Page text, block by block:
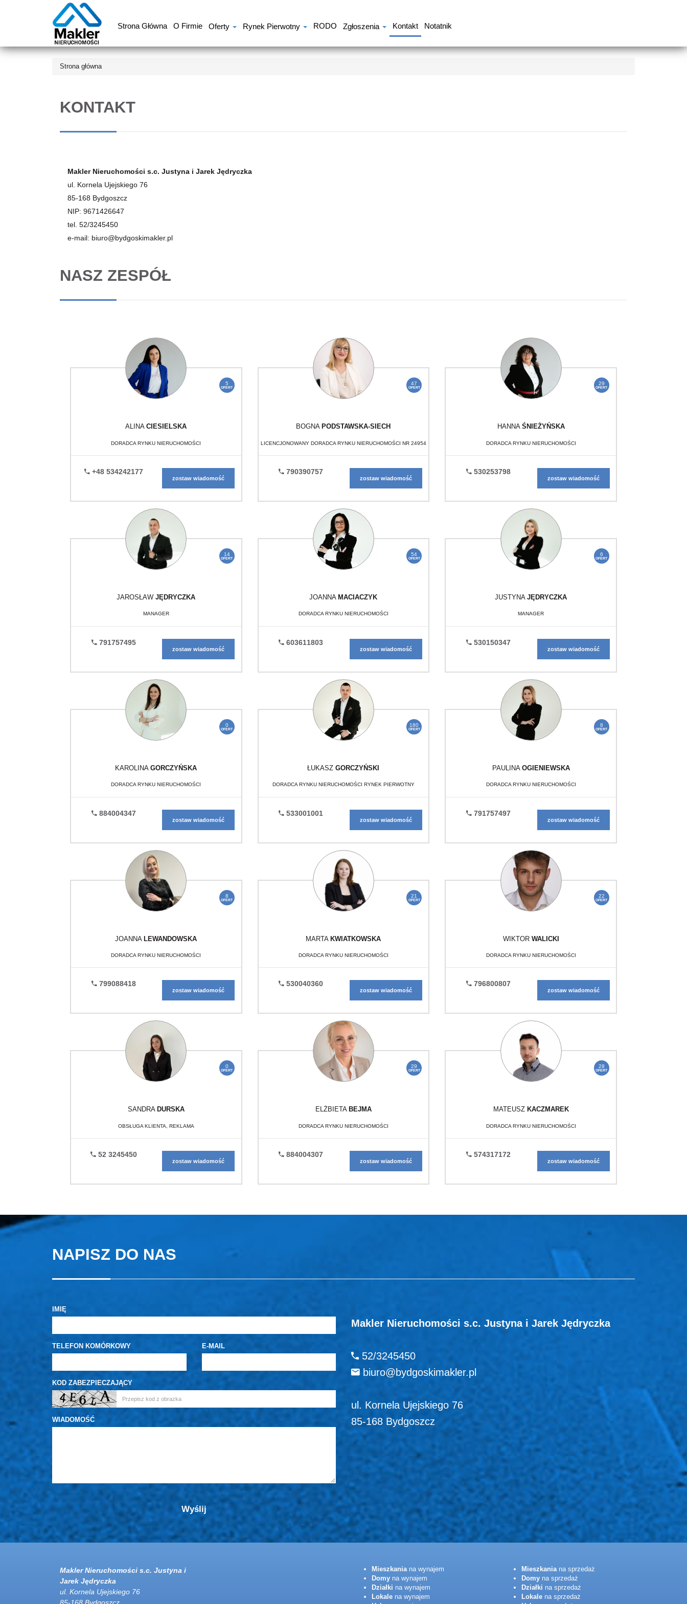
Strona Główna O Firmie Oferty Rynek Pierwotny RODO Zgłoszenia Kontakt Notatnik
Strona główna
KONTAKT
Makler Nieruchomości s.c. Justyna i Jarek Jędryczka
ul. Kornela Ujejskiego 76
85-168 Bydgoszcz
NIP: 9671426647
tel. 52/3245450
e-mail: biuro@bydgoskimakler.pl
NASZ ZESPÓŁ
5
OFERT
ALINACIESIELSKA
DORADCA RYNKU NIERUCHOMOŚCI
+48 534242177
zostaw wiadomość
47
OFERT
BOGNA PODSTAWSKA-SIECH
LICENCJONOWANY DORADCA RYNKU NIERUCHOMOŚCI NR 24954
790390757
zostaw wiadomość
29
OFERT
HANNA ŚNIEŻYŃSKA
DORADCA RYNKU NIERUCHOMOŚCI
530253798
zostaw wiadomość
14
OFERT
JAROSŁAWJĘDRYCZKA
MANAGER
791757495
zostaw wiadomość
54
OFERT
JOANNA MACIACZYK
DORADCA RYNKU NIERUCHOMOŚCI
603611803
zostaw wiadomość
6
OFERT
JUSTYNAJĘDRYCZKA
MANAGER
530150347
zostaw wiadomość
0
OFERT
KAROLINAGORCZYŃSKA
DORADCA RYNKU NIERUCHOMOŚCI
884004347
zostaw wiadomość
180
OFERT
ŁUKASZGORCZYŃSKI
DORADCA RYNKU NIERUCHOMOŚCI RYNEK PIERWOTNY
533001001
zostaw wiadomość
8
OFERT
PAULINA OGIENIEWSKA
DORADCA RYNKU NIERUCHOMOŚCI
791757497
zostaw wiadomość
8
OFERT
JOANNALEWANDOWSKA
DORADCA RYNKU NIERUCHOMOŚCI
799088418
zostaw wiadomość
21
OFERT
MARTAKWIATKOWSKA
DORADCA RYNKU NIERUCHOMOŚCI
530040360
zostaw wiadomość
22
OFERT
WIKTOR WALICKI
DORADCA RYNKU NIERUCHOMOŚCI
796800807
zostaw wiadomość
0
OFERT
SANDRA DURSKA
OBSŁUGA KLIENTA, REKLAMA
52 3245450
zostaw wiadomość
29
OFERT
ELŻBIETA BEJMA
DORADCA RYNKU NIERUCHOMOŚCI
884004307
zostaw wiadomość
28
OFERT
MATEUSZ KACZMAREK
DORADCA RYNKU NIERUCHOMOŚCI
574317172
zostaw wiadomość
NAPISZ DO NAS
IMIĘ
TELEFON KOMÓRKOWY E-MAIL
KOD ZABEZPIECZAJĄCY
WIADOMOŚĆ
Makler Nieruchomości s.c. Justyna i Jarek Jędryczka
52/3245450
biuro@bydgoskimakler.pl
ul. Kornela Ujejskiego 76
85-168 Bydgoszcz
Makler Nieruchomości s.c. Justyna i
Jarek Jędryczka
ul. Kornela Ujejskiego 76
85-168 Bydgoszcz
Mieszkania na wynajem
Domy na wynajem
Działki na wynajem
Lokale na wynajem
Mieszkaniana sprzedaż
Domyna sprzedaż
Działki na sprzedaż
Lokalena sprzedaż